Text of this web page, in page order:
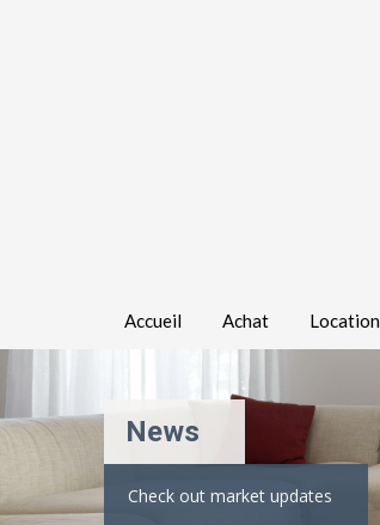
Accueil Achat Location
News
Check out market updates